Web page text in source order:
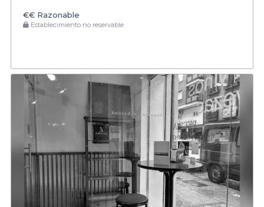
€€ Razonable
Establecimiento no reservable